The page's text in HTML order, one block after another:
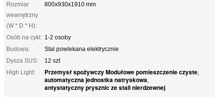
Rozmiar
wewnętrzny
(W * D * H):
800x930x1910 mm
Osób na cykl: 1-2 osoby
Budowa:
Stal powlekana elektrycznie
Dysza SUS:
12 szt
High Light:
Przemysł spożywczy Modułowe pomieszczenie czyste,
automatyczna jednostka natryskowa,
antystatyczny prysznic ze stali nierdzewnej